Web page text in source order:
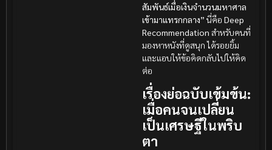
สัมพันธ์เมื่อเงินจำนวนมหาศาล
เข้ามาแทรกกลาง” นี่คือ Deep
Recommendation สำหรับคนที่
มองหาหนังที่ดูสนุก ได้รอยยิ้ม
และแอบให้ข้อคิดกลับไปให้คิด
ต่อ
เรื่องย่อฉบับเข้มข้น:
เมื่อคนจนเปลี่ยน
เป็นเศรษฐีในพริบ
ตา